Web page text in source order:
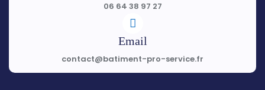
06 64 38 97 27
Email
contact@batiment-pro-service.fr